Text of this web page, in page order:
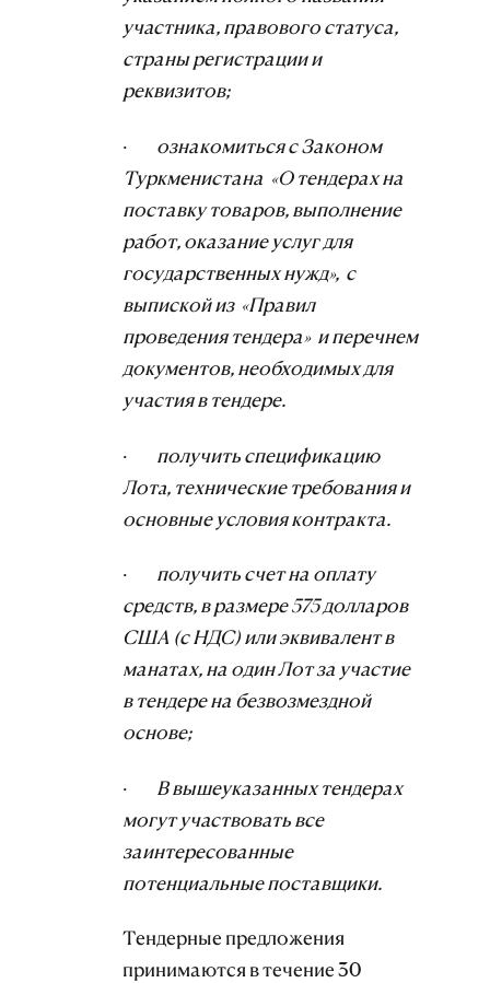
участника, правового статуса,
страны регистрации и
реквизитов;
· ознакомиться с Законом
Туркменистана «О тендерах на
поставку товаров, выполнение
работ, оказание услуг для
государственных нужд», с
выпиской из «Правил
проведения тендера» и перечнем
документов, необходимых для
участия в тендере.
· получить спецификацию
Лотa, технические требования и
основные условия контракта.
· получить счет на оплату
средств, в размере 575 долларов
США (с НДС) или эквивалент в
манатах, на один Лот за участие
в тендере на безвозмездной
основе;
· В вышеуказанных тендерах
могут участвовать все
заинтересованные
потенциальные поставщики.
Тендерные предложения
принимаются в течение 30